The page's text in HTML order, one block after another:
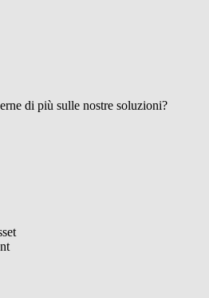
di più sulle nostre soluzioni?